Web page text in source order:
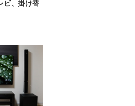
ビ、掛け替